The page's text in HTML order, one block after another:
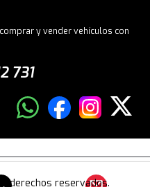
y vender vehículos con
731
derechos reservados.